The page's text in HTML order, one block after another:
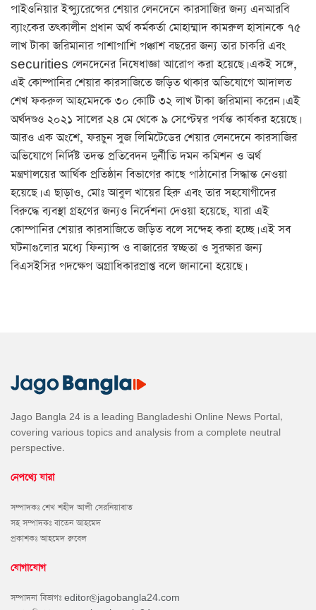
পাইওনিয়ার ইন্স্যুরেন্সের শেয়ার লেনদেনে কারসাজির জন্য এনআরবি
ব্যাংকের তৎকালীন প্রধান অর্থ কর্মকর্তা মোহাম্মাদ কামরুল হাসানকে ৭৫
লাখ টাকা জরিমানার পাশাপাশি পঞ্চাশ বছরের জন্য তার চাকরি এবং
securities লেনদেনের নিষেধাজ্ঞা আরোপ করা হয়েছে। একই সঙ্গে,
এই কোম্পানির শেয়ার কারসাজিতে জড়িত থাকার অভিযোগে আদালত
শেখ ফকরুল আহমেদকে ৩০ কোটি ৩২ লাখ টাকা জরিমানা করেন। এই
অর্থদণ্ডও ২০২১ সালের ২৪ মে থেকে ৯ সেপ্টেম্বর পর্যন্ত কার্যকর হয়েছে।
আরও এক অংশে, ফরচুন সুজ লিমিটেডের শেয়ার লেনদেনে কারসাজির
অভিযোগে নির্দিষ্ট তদন্ত প্রতিবেদন দুর্নীতি দমন কমিশন ও অর্থ
মন্ত্রণালয়ের আর্থিক প্রতিষ্ঠান বিভাগের কাছে পাঠানোর সিদ্ধান্ত নেওয়া
হয়েছে। এ ছাড়াও, মোঃ আবুল খায়ের হিরু এবং তার সহযোগীদের
বিরুদ্ধে ব্যবস্থা গ্রহণের জন্যও নির্দেশনা দেওয়া হয়েছে, যারা এই
কোম্পানির শেয়ার কারসাজিতে জড়িত বলে সন্দেহ করা হচ্ছে। এই সব
ঘটনাগুলোর মধ্যে ফিন্যান্স ও বাজারের স্বচ্ছতা ও সুরক্ষার জন্য
বিএসইসির পদক্ষেপ অগ্রাধিকারপ্রাপ্ত বলে জানানো হয়েছে।
Jago Bangla 24 is a leading Bangladeshi Online News Portal,
covering various topics and analysis from a complete neutral
perspective.
নেপথ্যে যারা
সম্পাদকঃ শেখ শহীদ আলী সেরনিয়াবাত
সহ সম্পাদকঃ বাতেন আহমেদ
প্রকাশকঃ আহমেদ রুবেল
যোগাযোগ
সম্পাদনা বিভাগঃ editor@jagobangla24.com